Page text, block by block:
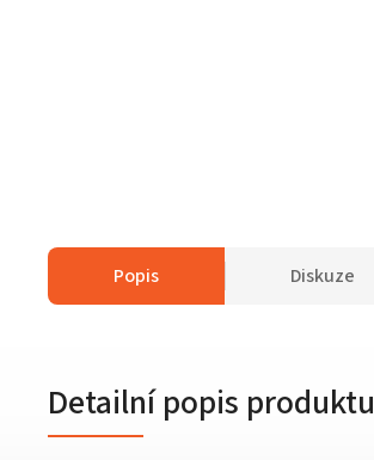
Popis Diskuze
Detailní popis produktu